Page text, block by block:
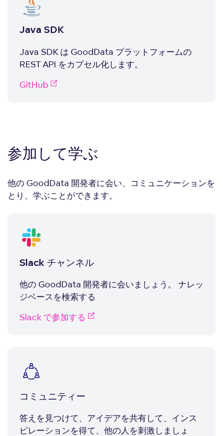
Java SDK
Java SDK は GoodData プラットフォームの
REST API をカプセル化します。
GitHub
参加して学ぶ
他の GoodData 開発者に会い、コミュニケーションを
とり、学ぶことができます。
Slack チャンネル
他の GoodData 開発者に会いましょう。 ナレッ
ジベースを検索する
Slack で参加する
コミュニティー
答えを見つけて、アイデアを共有して、インス
ピレーションを得て、他の人を刺激しましょ